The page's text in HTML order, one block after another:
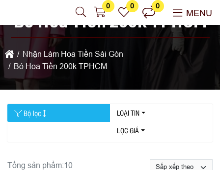
0 0 0
MENU
Bó Hoa Tiền 200k TPHCM
Nhận Làm Hoa Tiền Sài Gòn
Bó Hoa Tiền 200k TPHCM
Bộ lọc
LOẠI TIN
LỌC GIÁ
Tổng sản phẩm:10